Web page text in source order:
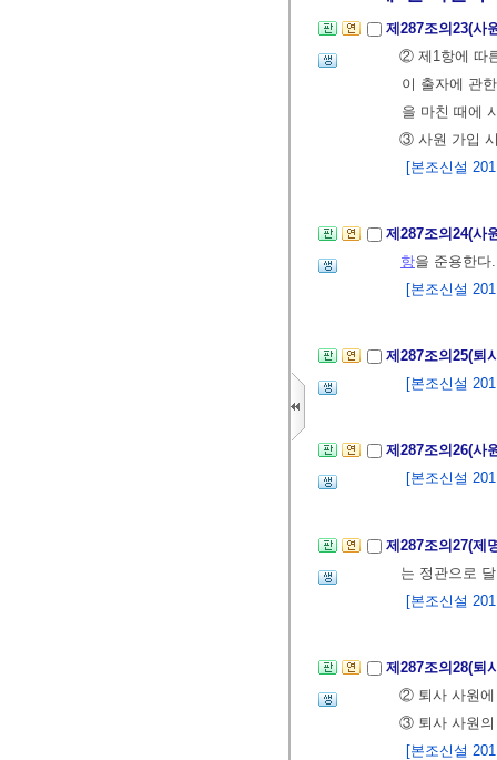
제287조의23(사
② 제1항에 따
이 출자에 관
을 마친 때에
③ 사원 가입
[본조신설
제287조의24(사
항을 준용한다.
[본조신설
제287조의25(퇴
[본조신설
제287조의26(사
[본조신설
제287조의27(제
는 정관으로
[본조신설
제287조의28(퇴
② 퇴사 사원에
③ 퇴사 사원의
[본조신설